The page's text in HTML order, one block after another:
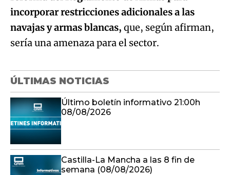
incorporar restricciones adicionales a las
navajas y armas blancas, que, según afirman,
sería una amenaza para el sector.
ÚLTIMAS NOTICIAS
Último boletín informativo 21:00h
08/08/2026
Castilla-La Mancha a las 8 fin de
semana (08/08/2026)